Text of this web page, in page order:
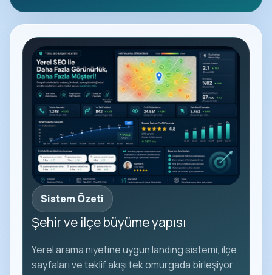
Sistem Özeti
Şehir ve ilçe büyüme yapısı
Yerel arama niyetine uygun landing sistemi, ilçe
sayfaları ve teklif akışı tek omurgada birleşiyor.